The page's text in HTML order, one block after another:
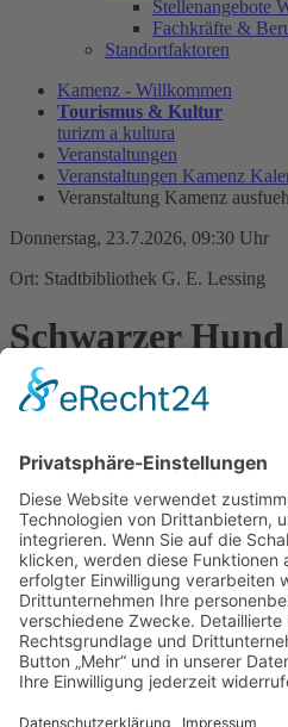
Stellenangebote
Fachkräfte &
Standortfaktoren
Kamenz - Willkommen
Tourismus & Kultur
turizm a kultura
Veranstaltungen
Veranstaltungen Kamenz
Veranstaltung Kamenz
Donnerstag, 23.7.2026, 09:30 Uhr
Ort: Stadtbibliothek G. E. Lessing
Schwarzer
Schatzsuche
Kinderbibliothekarin Sabine Haufe
Zigeunerin oder dem Mönch
Gefängnis im Roten Turm allerlei
Krabat-Spielplatz angekommen, ist
zu hören. Wollt Ihr diesen
erleben, meldet euch bitte
288 oder
Zurück
»facebook.com/kamenz.news
»facebook.com/Kamenz.Tourismus